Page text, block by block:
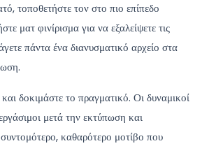
τοποθετήστε τον στο πιο επίπεδο
ματ φινίρισμα για να εξαλείψετε τις
πάντα ένα διανυσματικό αρχείο στα
δοκιμάστε το πραγματικό. Οι δυναμικοί
μετά την εκτύπωση και
καθαρότερο μοτίβο που